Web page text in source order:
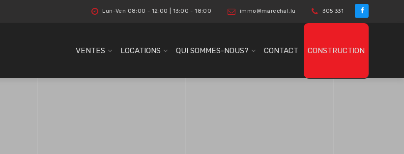
Lun-Ven 08:00 - 12:00 | 13:00 - 18:00 immo@marechal.lu 305 331
VENTES LOCATIONS QUI SOMMES-NOUS? CONTACT CONSTRUCTION